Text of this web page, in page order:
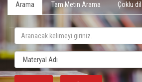
Arama Tam Metin Arama Çoklu dil